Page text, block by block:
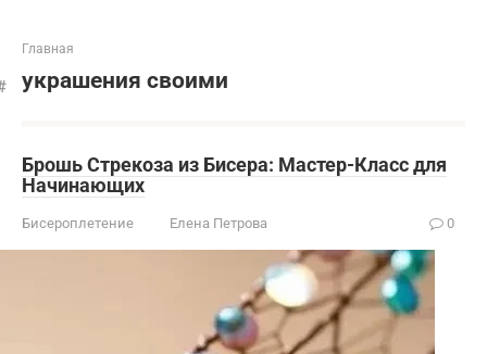
Главная
украшения своими
Брошь Стрекоза из Бисера: Мастер-Класс для
Начинающих
Бисероплетение Елена Петрова 0